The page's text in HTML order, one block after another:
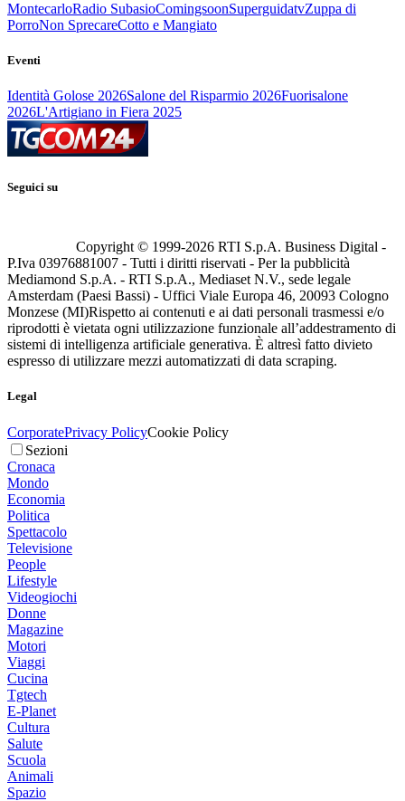
MontecarloRadio SubasioComingsoonSuperguidatvZuppa di
PorroNon SprecareCotto e Mangiato
Eventi
Identità Golose 2026Salone del Risparmio 2026Fuorisalone
2026L'Artigiano in Fiera 2025
Seguici su
Copyright © 1999-2026 RTI S.p.A. Business Digital -
P.Iva 03976881007 - Tutti i diritti riservati - Per la pubblicità
Mediamond S.p.A. - RTI S.p.A., Mediaset N.V., sede legale
Amsterdam (Paesi Bassi) - Uffici Viale Europa 46, 20093 Cologno
Monzese (MI)Rispetto ai contenuti e ai dati personali trasmessi e/o
riprodotti è vietata ogni utilizzazione funzionale all’addestramento di
sistemi di intelligenza artificiale generativa. È altresì fatto divieto
espresso di utilizzare mezzi automatizzati di data scraping.
Legal
CorporatePrivacy PolicyCookie Policy
Sezioni
Cronaca
Mondo
Economia
Politica
Spettacolo
Televisione
People
Lifestyle
Videogiochi
Donne
Magazine
Motori
Viaggi
Cucina
Tgtech
E-Planet
Cultura
Salute
Scuola
Animali
Spazio